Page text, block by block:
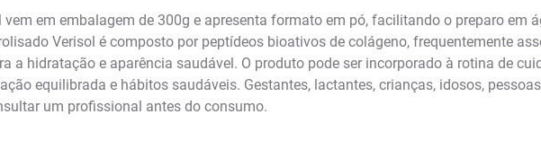
em embalagem de 300g e apresenta formato em pó, facilitando o preparo em
Verisol é composto por peptídeos bioativos de colágeno, frequentemente
a hidratação e aparência saudável. O produto pode ser incorporado à rotina de
equilibrada e hábitos saudáveis. Gestantes, lactantes, crianças, idosos,
um profissional antes do consumo.